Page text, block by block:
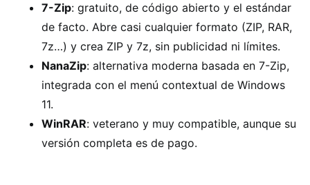
7-Zip: gratuito, de código abierto y el estándar
de facto. Abre casi cualquier formato (ZIP, RAR,
7z…) y crea ZIP y 7z, sin publicidad ni límites.
NanaZip: alternativa moderna basada en 7-Zip,
integrada con el menú contextual de Windows
11.
WinRAR: veterano y muy compatible, aunque su
versión completa es de pago.